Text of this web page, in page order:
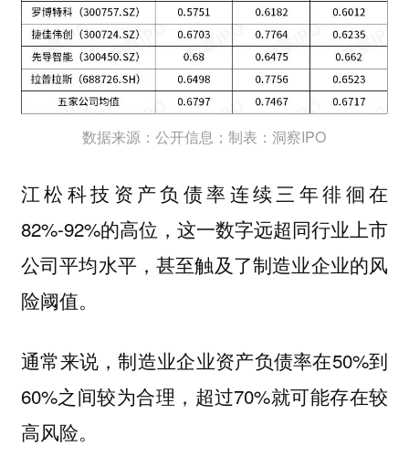
数据来源：公开信息；制表：洞察IPO
江松科技资产负债率连续三年徘徊在
82%-92%的高位，这一数字远超同行业上市
公司平均水平，甚至触及了制造业企业的风
险阈值。
通常来说，制造业企业资产负债率在50%到
60%之间较为合理，超过70%就可能存在较
高风险。